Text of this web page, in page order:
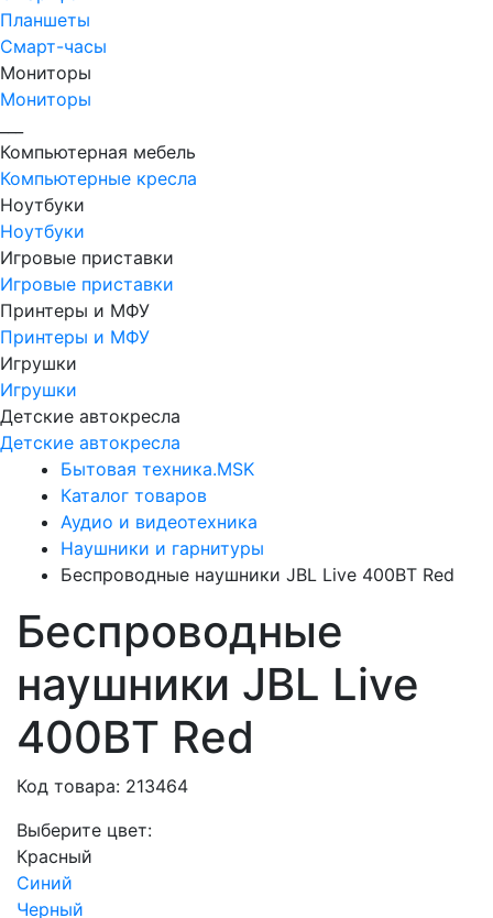
Планшеты
Смарт-часы
Мониторы
Мониторы
Компьютерная мебель
Компьютерные кресла
Ноутбуки
Ноутбуки
Игровые приставки
Игровые приставки
Принтеры и МФУ
Принтеры и МФУ
Игрушки
Игрушки
Детские автокресла
Детские автокресла
Бытовая техника.MSK
Каталог товаров
Аудио и видеотехника
Наушники и гарнитуры
Беспроводные наушники JBL Live 400BT Red
Беспроводные
наушники JBL Live
400BT Red
Код товара: 213464
Выберите цвет:
Красный
Синий
Черный